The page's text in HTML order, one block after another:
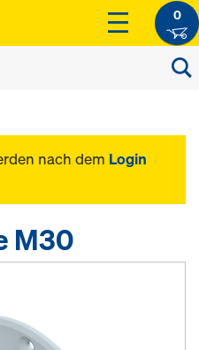
0
nach dem Login
M30